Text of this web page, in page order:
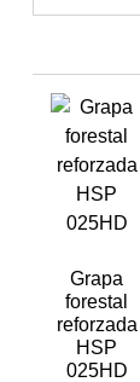
Grapa
forestal
reforzada
HSP
025HD